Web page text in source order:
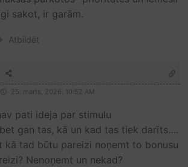
sakot, ir garām.
Atbildēt
25. marts, 2026. 10:52 AM
pati ideja par stimulu
gan tas, kā un kad tas tiek darīts….
kā tad būtu pareizi noņemt to bonusu
Nenoņemt un nekad?